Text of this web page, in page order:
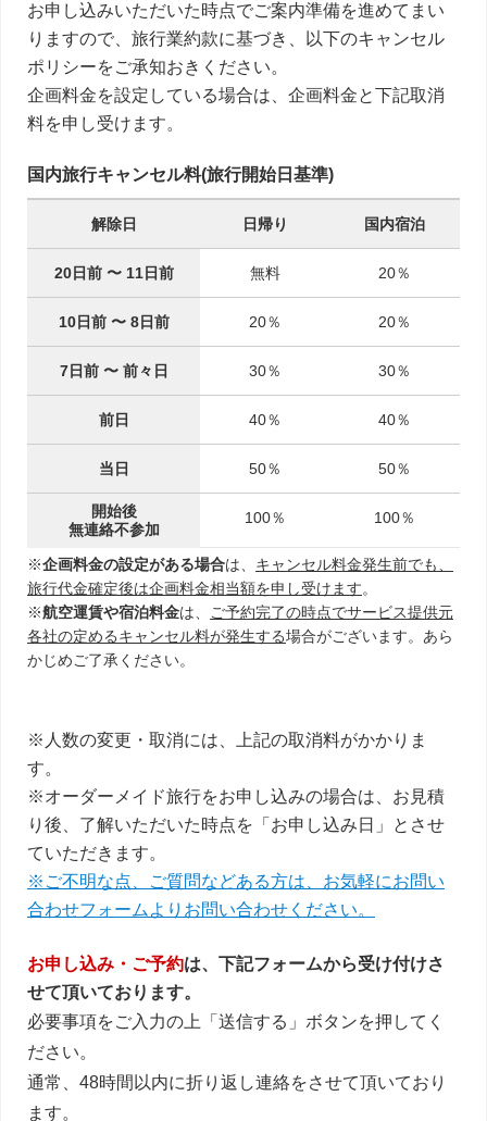
お申し込みいただいた時点でご案内準備を進めてまい
りますので、旅行業約款に基づき、以下のキャンセル
ポリシーをご承知おきください。
企画料金を設定している場合は、企画料金と下記取消
料を申し受けます。
国内旅行キャンセル料(旅行開始日基準)
解除日
20日前〜11日前
10日前〜8日前
7日前〜前々日
前日
当日
開始後
無連絡不参加
日帰り
無料
20％
30％
40％
50％
100％
国内宿泊
20％
20％
30％
40％
50％
100％
※企画料金の設定がある場合は、 キャンセル料金発生前でも、
旅行代金確定後は企画料金相当額を申し受けます。
※航空運賃や宿泊料金は、 ご予約完了の時点でサービス提供元
各社の定めるキャンセル料が発生する場合がございます。あら
かじめご了承ください。
※人数の変更・取消には、上記の取消料がかかりま
す。
※オーダーメイド旅行をお申し込みの場合は、お見積
り後、了解いただいた時点を「お申し込み日」とさせ
ていただきます。
※ご不明な点、ご質問などある方は、お気軽にお問い
合わせフォームよりお問い合わせください。
お申し込み・ご予約は、下記フォームから受け付けさ
せて頂いております。
必要事項をご入力の上「送信する」ボタンを押してく
ださい。
通常、48時間以内に折り返し連絡をさせて頂いており
ます。